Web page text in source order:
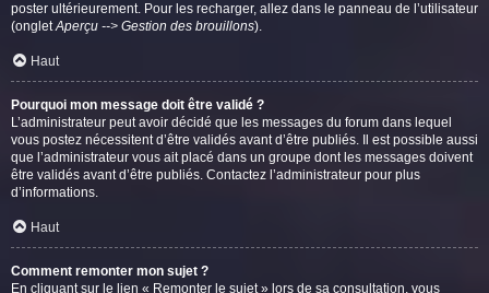
poster ultérieurement. Pour les recharger, allez dans le panneau de l’utilisateur
(ongletAperçu --> Gestion des brouillons).
Haut
Pourquoi mon message doit être validé ?
L’administrateur peut avoir décidé que les messages du forum dans lequel
vous postez nécessitent d’être validés avant d’être publiés. Il est possible aussi
que l’administrateur vous ait placé dans un groupe dont les messages doivent
être validés avant d’être publiés. Contactez l’administrateur pour plus
d’informations.
Haut
Comment remonter mon sujet ?
En cliquant sur le lien « Remonter le sujet » lors de sa consultation, vous